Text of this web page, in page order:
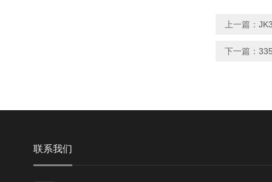
上一篇：
下一篇：
联系我们